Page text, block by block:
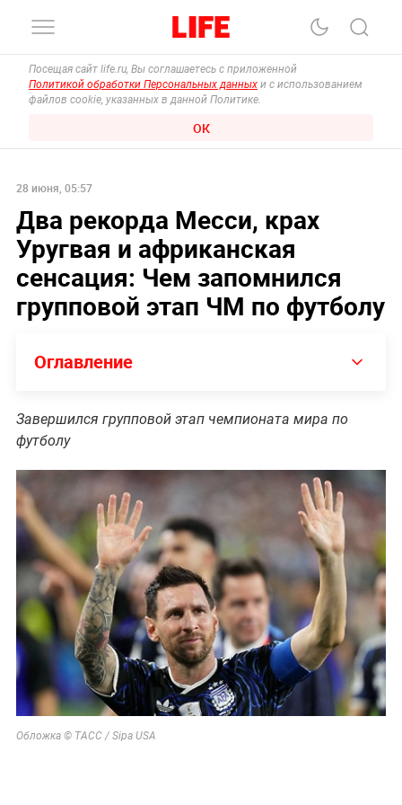
Посещая сайт life.ru, Вы соглашаетесь с приложенной
Политикой обработки Персональных данных и с использованием
файлов cookie, указанных в данной Политике.
ОК
28 июня, 05:57
Два рекорда Месси, крах
Уругвая и африканская
сенсация: Чем запомнился
групповой этап ЧМ по футболу
Оглавление
Завершился групповой этап чемпионата мира по
футболу
Обложка © ТАСС / Sipa USA